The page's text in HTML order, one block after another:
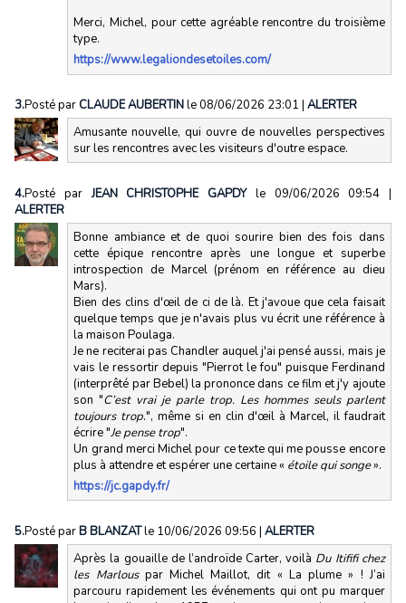
Merci, Michel, pour cette agréable rencontre du troisième
type.
https://www.legaliondesetoiles.com/
3.Posté parCLAUDE AUBERTINle 08/06/2026 23:01 | ALERTER
Amusante nouvelle, qui ouvre de nouvelles perspectives
sur les rencontres avec les visiteurs d'outre espace.
4.Posté parJEAN CHRISTOPHE GAPDY le 09/06/2026 09:54 |
ALERTER
Bonne ambiance et de quoi sourire bien des fois dans
cette épique rencontre après une longue et superbe
introspection de Marcel (prénom en référence au dieu
Mars).
Bien des clins d'œil de ci de là. Et j'avoue que cela faisait
quelque temps que je n'avais plus vu écrit une référence à
la maison Poulaga.
Je ne reciterai pas Chandler auquel j'ai pensé aussi, mais je
vais le ressortir depuis "Pierrot le fou" puisque Ferdinand
(interprêté par Bebel) la prononce dans ce film et j'y ajoute
son "C’est vrai je parle trop. Les hommes seuls parlent
toujours trop.", même si en clin d'œil à Marcel, il faudrait
écrire "Je pense trop".
Un grand merci Michel pour ce texte qui me pousse encore
plus à attendre et espérer une certaine « étoile qui songe».
https://jc.gapdy.fr/
5.Posté parB BLANZATle 10/06/2026 09:56 | ALERTER
Après la gouaille de l’androïde Carter, voilà Du Itififi chez
les Marlouspar Michel Maillot, dit « La plume » ! J’ai
parcouru rapidement les événements qui ont pu marquer